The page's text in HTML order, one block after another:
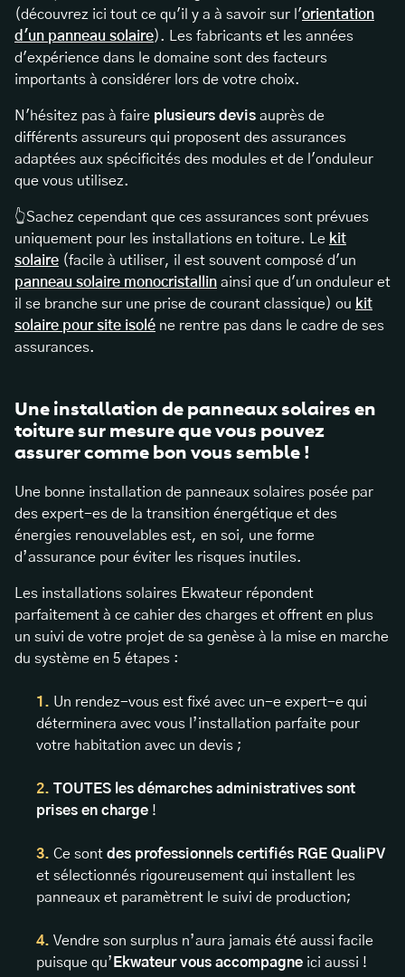
(découvrez ici tout ce qu'il y a à savoir sur l'orientation
d'un panneau solaire). Les fabricants et les années
d'expérience dans le domaine sont des facteurs
importants à considérer lors de votre choix.
N'hésitez pas à faire plusieurs devis auprès de
différents assureurs qui proposent des assurances
adaptées aux spécificités des modules et de l'onduleur
que vous utilisez.
👆Sachez cependant que ces assurances sont prévues
uniquement pour les installations en toiture. Le kit
solaire (facile à utiliser, il est souvent composé d'un
panneau solaire monocristallin ainsi que d'un onduleur et
il se branche sur une prise de courant classique) ou kit
solaire pour site isolé ne rentre pas dans le cadre de ses
assurances.
Une installation de panneaux solaires en
toiture sur mesure que vous pouvez
assurer comme bon vous semble !
Une bonne installation de panneaux solaires posée par
des expert-es de la transition énergétique et des
énergies renouvelables est, en soi, une forme
d’assurance pour éviter les risques inutiles.
Les installations solaires Ekwateur répondent
parfaitement à ce cahier des charges et offrent en plus
un suivi de votre projet de sa genèse à la mise en marche
du système en 5 étapes :
Un rendez-vous est fixé avec un-e expert-e qui
déterminera avec vous l’installation parfaite pour
votre habitation avec un devis ;
TOUTES les démarches administratives sont
prises en charge !
Ce sont des professionnels certifiés RGE QualiPV
et sélectionnés rigoureusement qui installent les
panneaux et paramètrent le suivi de production;
Vendre son surplus n’aura jamais été aussi facile
puisque qu’ Ekwateur vous accompagne ici aussi !